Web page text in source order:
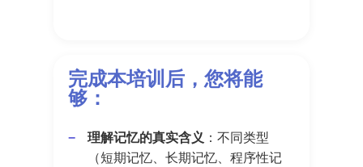
完成本培训后，您将能
够：
理解记忆的真实含义 ：不同类型
（短期记忆、长期记忆、程序性记